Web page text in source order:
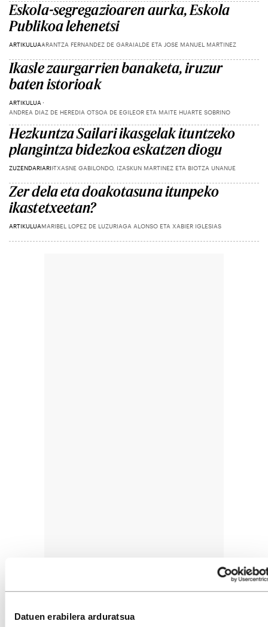
Datuen erabilera arduratsua
Eskola-segregazioaren aurka, Eskola
Publikoa lehenetsi
ARTIKULUAARANTZA FERNANDEZ DE GARAIALDE ETA JOSE MANUEL MARTINEZ
Ikasle zaurgarrien banaketa, iruzur
baten istorioak
ARTIKULUA
ANDREA DIAZ DE HEREDIA OTSOA DE EGILEOR ETA MAITE HUARTE SOBRINO
Hezkuntza Sailari ikasgelak ituntzeko
plangintza bidezkoa eskatzen diogu
ZUZENDARIARIITXASNE GABILONDO, IZASKUN MARTINEZ ETA BIOTZA UNANUE
Zer dela eta doakotasuna itunpeko
ikastetxeetan?
ARTIKULUAMARIBEL LOPEZ DE LUZURIAGA ALONSO ETA XABIER IGLESIAS